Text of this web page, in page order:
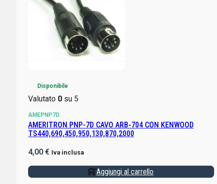
Disponibile
Valutato 0su 5
AMEPNP7D
AMERITRON PNP-7D CAVO ARB-704 CON KENWOOD
TS440,690,450,950,130,870,2000
4,00 € Iva inclusa
Aggiungi al carrello